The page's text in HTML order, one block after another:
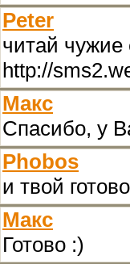
Peter
читай чужие
http://
Макс
Спасибо, у
Phobos
и твой
Макс
Готово :)